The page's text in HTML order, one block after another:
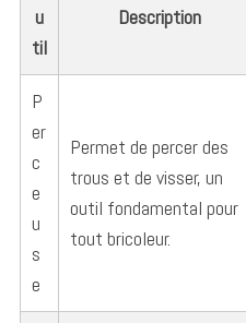
u
til
Description
P
er
c
e
u
s
e
Permet de percer des
trous et de visser, un
outil fondamental pour
tout bricoleur.